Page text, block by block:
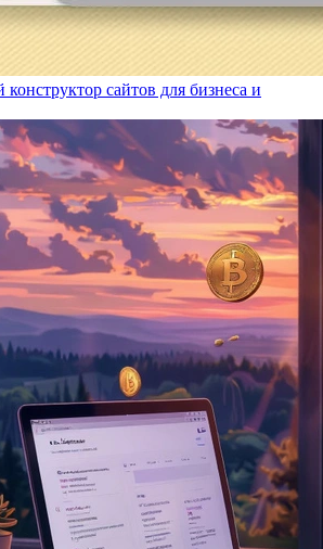
сайтов для бизнеса и